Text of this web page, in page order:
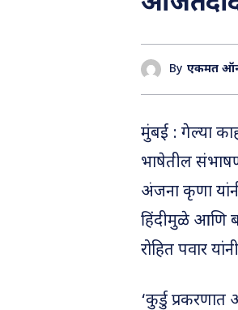
By एकमत
मुंबई : गेल्या
भाषेतील
अंजना कृणा
हिंदीमुळे आणि
रोहित पवार
‘कुर्डु